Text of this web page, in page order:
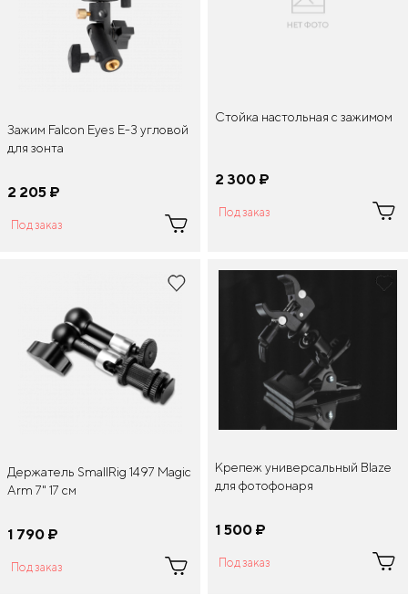
Зажим Falcon Eyes E-3 угловой
для зонта
2 205 ¤
Под заказ
Стойка настольная с зажимом
2 300 ¤
Под заказ
Держатель SmallRig 1497 Magic
Arm 7" 17 см
1 790 ¤
Под заказ
Крепеж универсальный Blaze
для фотофонаря
1 500 ¤
Под заказ